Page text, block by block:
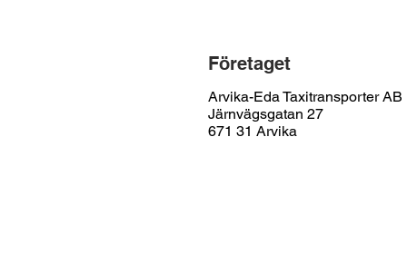
Företaget
Arvika-Eda Taxitransporter AB
Järnvägsgatan 27
671 31 Arvika